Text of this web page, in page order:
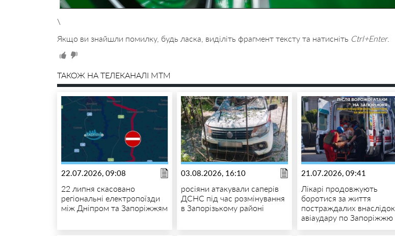
\
Якщо ви знайшли помилку, будь ласка, виділіть фрагмент тексту та натисніть Ctrl+Enter.
ТАКОЖ НА ТЕЛЕКАНАЛІ MTM
22.07.2026, 09:08
22 липня скасовано
регіональні електропоїзди
між Дніпром та Запоріжжям
03.08.2026, 16:10
росіяни атакували саперів
ДСНС під час розмінування
в Запорізькому районі
21.07.2026, 09:41
Лікарі продовжують
боротися за життя
постраждалих внаслідок
авіаудару по Запоріжжю